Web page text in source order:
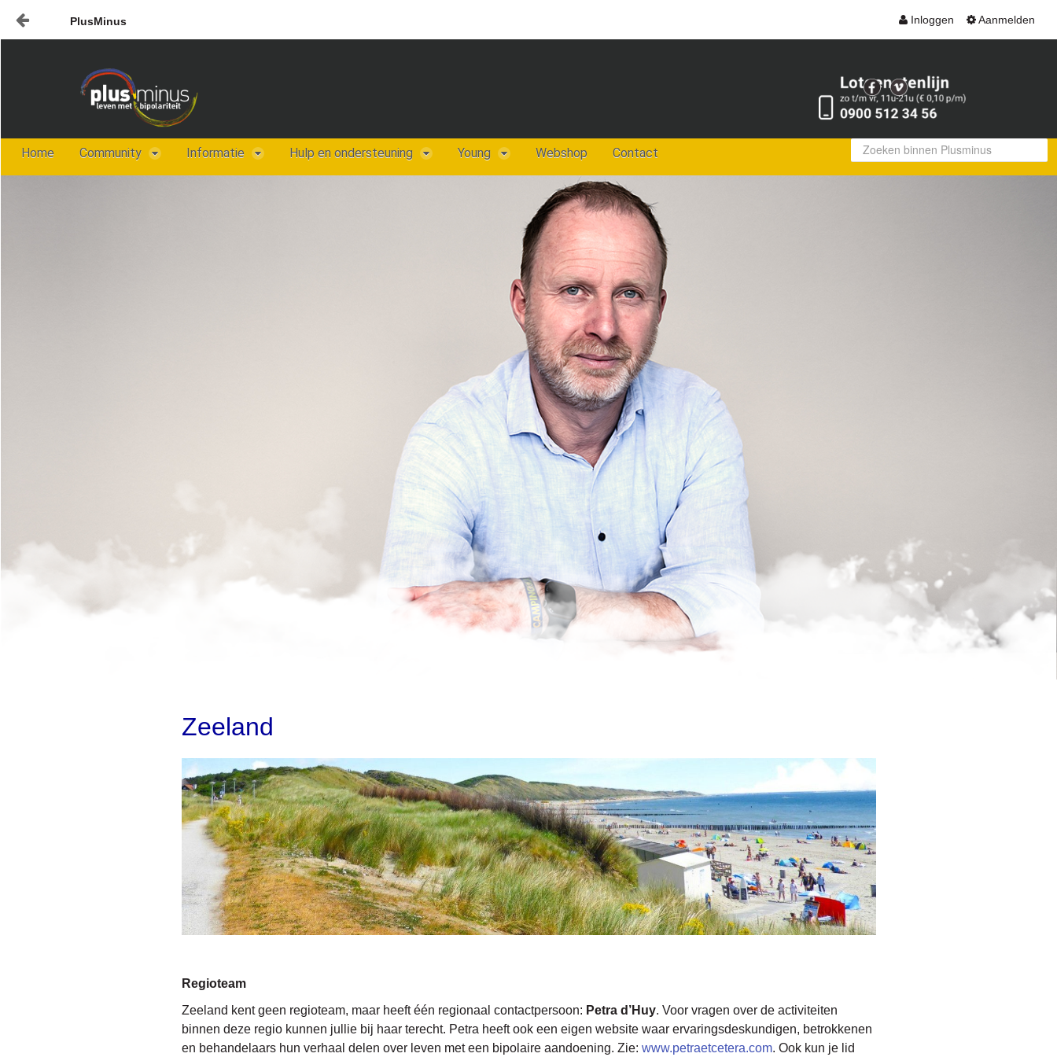
Inloggen Aanmelden
PlusMinus
Nieuws
Plusminus-in-verbinding1
Home Community Informatie Hulp en ondersteuning Young Webshop Contact
Zeeland
Regioteam
Zeeland kent geen regioteam, maar heeft één regionaal contactpersoon: Petra d’Huy. Voor vragen over de activiteiten
binnen deze regio kunnen jullie bij haar terecht. Petra heeft ook een eigen website waar ervaringsdeskundigen, betrokkenen
en behandelaars hun verhaal delen over leven met een bipolaire aandoening. Zie: www.petraetcetera.com. Ook kun je lid